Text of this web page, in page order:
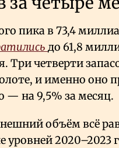
пика в 73,4
до 61,8
Три четверти
и именно оно
— на 9,5% за месяц.
объём всё
уровней 2020–2023